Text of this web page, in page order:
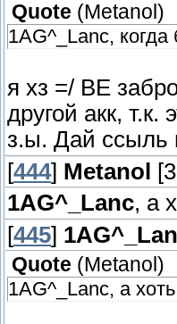
Quote (Metanol )
1AG^_Lanc, когда
я хз =/ ВЕ
другой акк, т.к.
з.ы. Дай ссыль
[444] Metanol
1AG^_Lanc, а
[445]
Quote (Metanol )
1AG^_Lanc, а